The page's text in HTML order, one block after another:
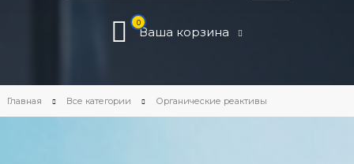
0
Ваша корзина
Главная Все категории Органические реактивы